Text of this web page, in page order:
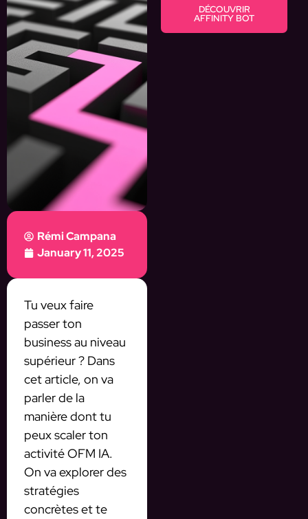
Rémi Campana
January 11, 2025
Tu veux faire
passer ton
business au niveau
supérieur ? Dans
cet article, on va
parler de la
manière dont tu
peux scaler ton
activité OFM IA.
On va explorer des
stratégies
concrètes et te
DÉCOUVRIR
AFFINITY BOT